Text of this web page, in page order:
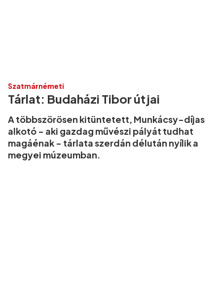
Szatmárnémeti
Tárlat: Budaházi Tibor útjai
A többszörösen kitüntetett, Munkácsy-díjas
alkotó - aki gazdag művészi pályát tudhat
magáénak - tárlata szerdán délután nyílik a
megyei múzeumban.